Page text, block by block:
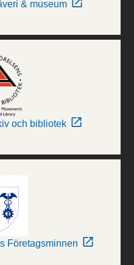
& museum
och bibliotek
Företagsminnen